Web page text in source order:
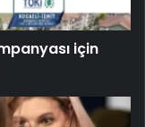
için